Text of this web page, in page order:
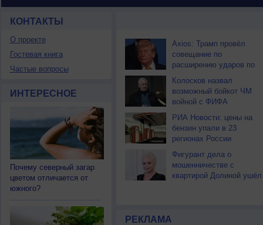
КОНТАКТЫ
О проекте
Гостевая книга
Частые вопросы
ИНТЕРЕСНОЕ
Почему северный загар
цветом отличается от
южного?
НОВОСТИ ПАРТНЕРОВ
Axios: Трамп провёл
совещание по
расширению ударов по
Ирану
Колосков назвал
возможный бойкот ЧМ
войной с ФИФА
РИА Новости: цены на
бензин упали в 23
регионах России
Фигурант дела о
мошенничестве с
квартирой Долиной ушёл
РЕКЛАМА